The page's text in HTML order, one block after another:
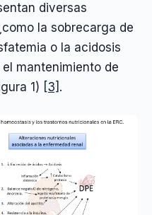
diversas
la sobrecarga de
o la acidosis
mantenimiento de
1) [3] .